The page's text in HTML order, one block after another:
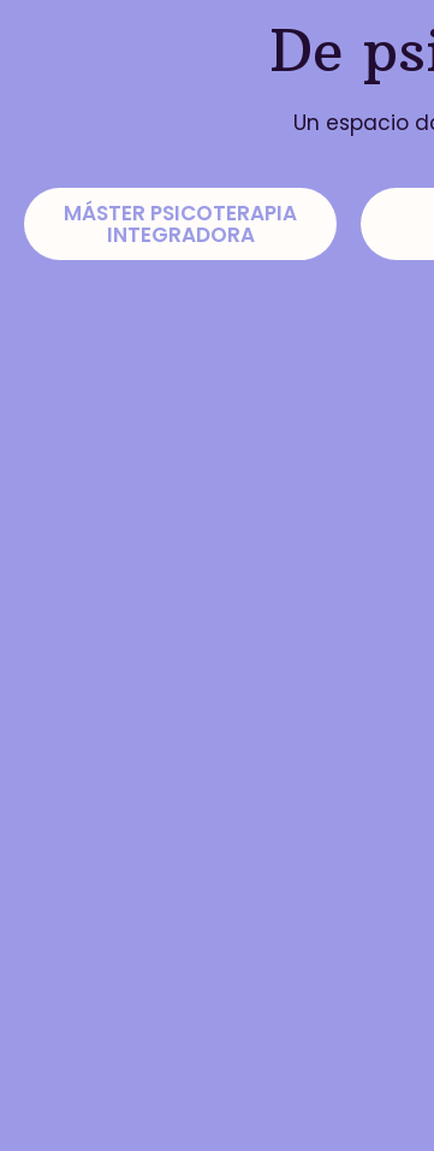
De
Un espacio
MÁSTER PSICOTERAPIA
INTEGRADORA